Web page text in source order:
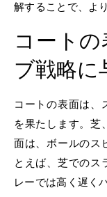
解することで、よ
コート
ブ戦略に
コートの表面は、
を果たします。芝
面は、ボールのス
とえば、芝でのス
レーでは高く遅く